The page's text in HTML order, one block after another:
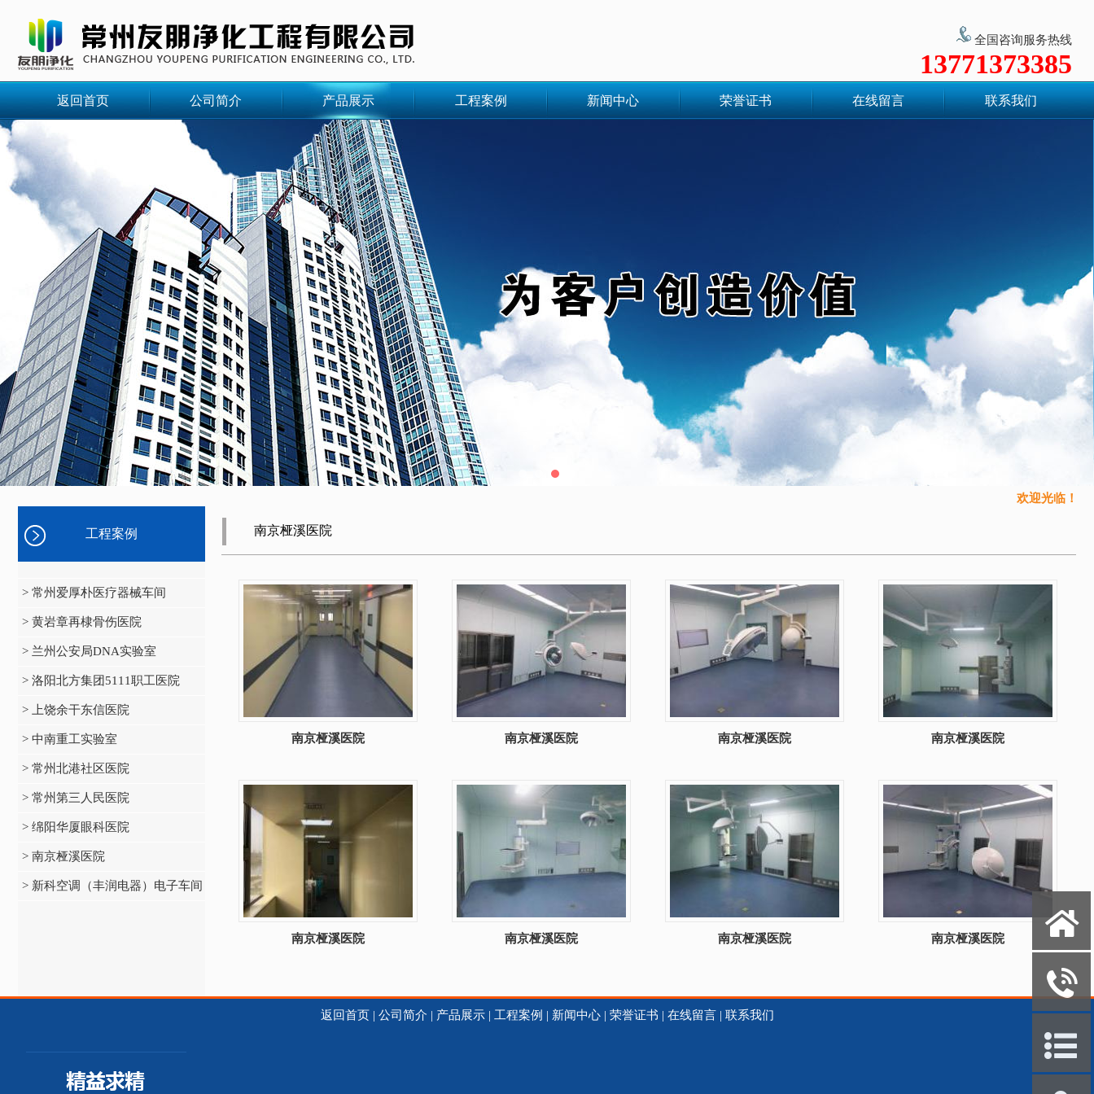
全国咨询服务热线
13771373385
返回首页 公司简介 产品展示 工程案例 新闻中心 荣誉证书 在线留言 联系我们
欢迎光临！常
工程案例
> 常州爱厚朴医疗器械车间
> 黄岩章再棣骨伤医院
> 兰州公安局DNA实验室
> 洛阳北方集团5111职工医院
> 上饶余干东信医院
> 中南重工实验室
> 常州北港社区医院
> 常州第三人民医院
> 绵阳华厦眼科医院
> 南京桠溪医院
> 新科空调（丰润电器）电子车间
南京桠溪医院
南京桠溪医院 南京桠溪医院 南京桠溪医院 南京桠溪医院
南京桠溪医院 南京桠溪医院 南京桠溪医院 南京桠溪医院
返回首页| 公司简介 | 产品展示| 工程案例 | 新闻中心| 荣誉证书 | 在线留言| 联系我们
X
y
P